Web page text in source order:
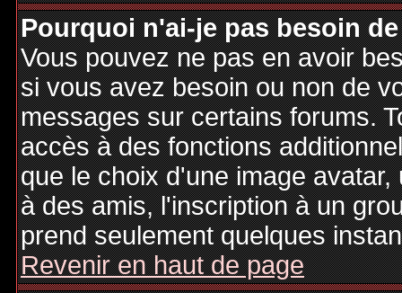
Pourquoi n'ai-je pas besoin
Vous pouvez ne pas en avoir
si vous avez besoin ou non de
messages sur certains forums.
accès à des fonctions
que le choix d'une image
à des amis, l'inscription à un
prend seulement quelques
Revenir en haut de page